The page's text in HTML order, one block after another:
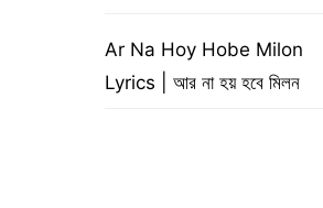
Ar Na Hoy Hobe Milon
Lyrics | আর না হয় হবে মিলন